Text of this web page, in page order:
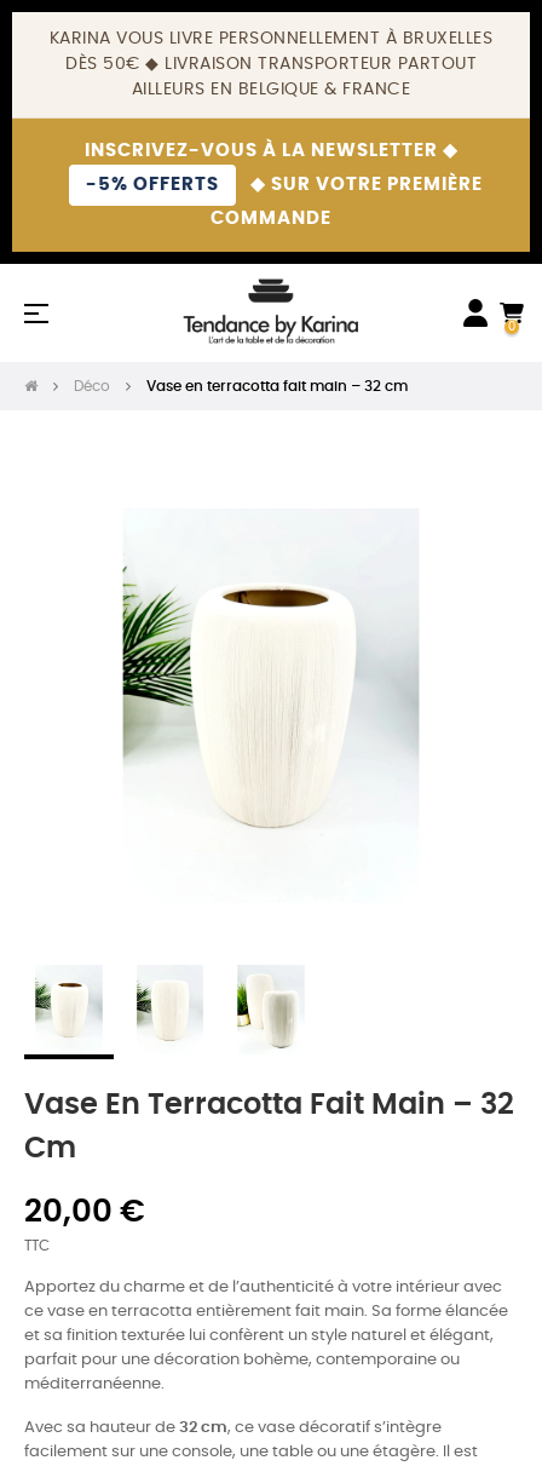
KARINA VOUS LIVRE PERSONNELLEMENT À BRUXELLES
DÈS 50€ ◆ LIVRAISON TRANSPORTEUR PARTOUT
AILLEURS EN BELGIQUE & FRANCE
INSCRIVEZ-VOUS À LA NEWSLETTER ◆
-5% OFFERTS
◆ SUR VOTRE PREMIÈRE
COMMANDE
Basculer
☰
0
Déco Vase en terracotta fait main – 32 cm
Vase En Terracotta Fait Main – 32
Cm
20,00 €
TTC
Apportez du charme et de l’authenticité à votre intérieur avec
ce vase en terracotta entièrement fait main. Sa forme élancée
et sa finition texturée lui confèrent un style naturel et élégant,
parfait pour une décoration bohème, contemporaine ou
méditerranéenne.
Avec sa hauteur de 32 cm, ce vase décoratif s’intègre
facilement sur une console, une table ou une étagère. Il est